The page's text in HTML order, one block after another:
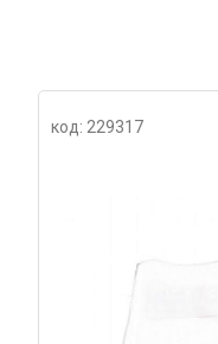
код: 229317